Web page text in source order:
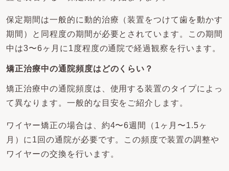
保定期間は一般的に動的治療（装置をつけて歯を動かす
期間）と同程度の期間が必要とされています。この期間
中は3〜6ヶ月に1度程度の通院で経過観察を行います。
矯正治療中の通院頻度はどのくらい？
矯正治療中の通院頻度は、使用する装置のタイプによっ
て異なります。一般的な目安をご紹介します。
ワイヤー矯正の場合は、約4〜6週間（1ヶ月〜1.5ヶ
月）に1回の通院が必要です。この頻度で装置の調整や
ワイヤーの交換を行います。